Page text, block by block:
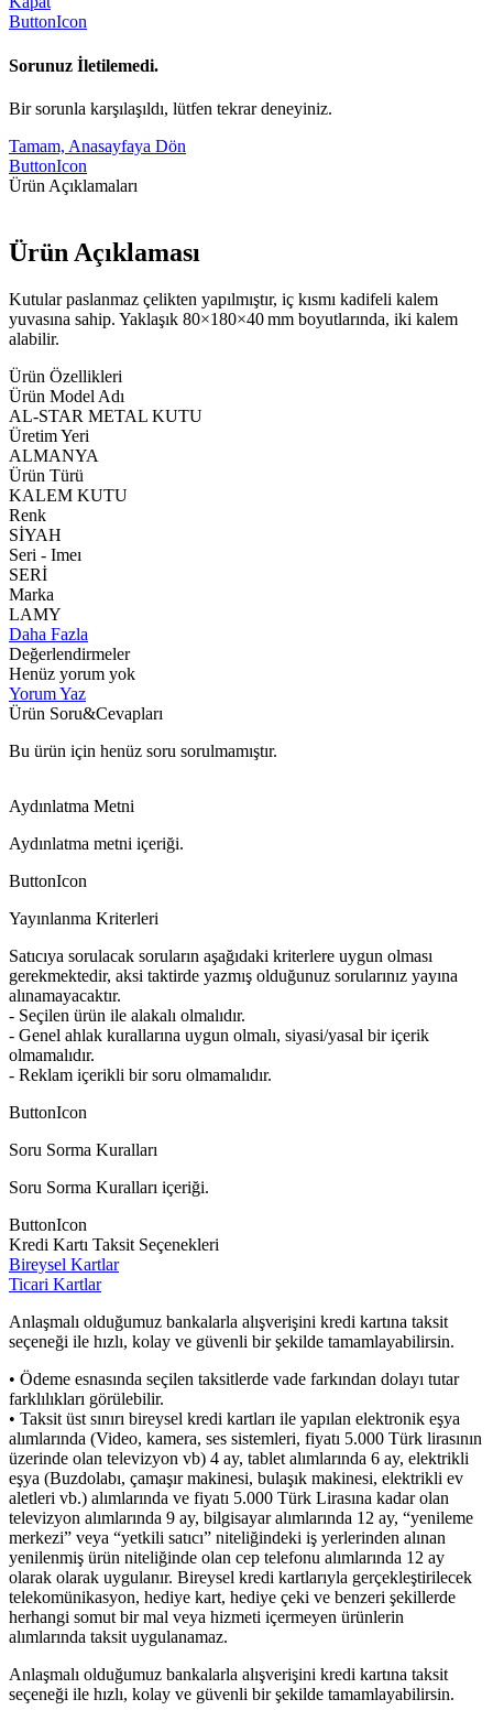
ButtonIcon
Sorunuz İletilemedi.
Bir sorunla karşılaşıldı, lütfen tekrar deneyiniz.
Tamam, Anasayfaya Dön
ButtonIcon
Ürün Açıklamaları
Ürün Açıklaması
Kutular paslanmaz çelikten yapılmıştır, iç kısmı kadifeli kalem
yuvasına sahip. Yaklaşık 80×180×40 mm boyutlarında, iki kalem
alabilir.
Ürün Özellikleri
Ürün Model Adı
AL-STAR METAL KUTU
Üretim Yeri
ALMANYA
Ürün Türü
KALEM KUTU
Renk
SİYAH
Seri - Imeı
SERİ
Marka
LAMY
Daha Fazla
Değerlendirmeler
Henüz yorum yok
Yorum Yaz
Ürün Soru&Cevapları
Bu ürün için henüz soru sorulmamıştır.
Aydınlatma Metni
Aydınlatma metni içeriği.
ButtonIcon
Yayınlanma Kriterleri
Satıcıya sorulacak soruların aşağıdaki kriterlere uygun olması
gerekmektedir, aksi taktirde yazmış olduğunuz sorularınız yayına
alınamayacaktır.
- Seçilen ürün ile alakalı olmalıdır.
- Genel ahlak kurallarına uygun olmalı, siyasi/yasal bir içerik
olmamalıdır.
- Reklam içerikli bir soru olmamalıdır.
ButtonIcon
Soru Sorma Kuralları
Soru Sorma Kuralları içeriği.
ButtonIcon
Kredi Kartı Taksit Seçenekleri
Bireysel Kartlar
Ticari Kartlar
Anlaşmalı olduğumuz bankalarla alışverişini kredi kartına taksit
seçeneği ile hızlı, kolay ve güvenli bir şekilde tamamlayabilirsin.
• Ödeme esnasında seçilen taksitlerde vade farkından dolayı tutar
farklılıkları görülebilir.
• Taksit üst sınırı bireysel kredi kartları ile yapılan elektronik eşya
alımlarında (Video, kamera, ses sistemleri, fiyatı 5.000 Türk lirasının
üzerinde olan televizyon vb) 4 ay, tablet alımlarında 6 ay, elektrikli
eşya (Buzdolabı, çamaşır makinesi, bulaşık makinesi, elektrikli ev
aletleri vb.) alımlarında ve fiyatı 5.000 Türk Lirasına kadar olan
televizyon alımlarında 9 ay, bilgisayar alımlarında 12 ay, “yenileme
merkezi” veya “yetkili satıcı” niteliğindeki iş yerlerinden alınan
yenilenmiş ürün niteliğinde olan cep telefonu alımlarında 12 ay
olarak olarak uygulanır. Bireysel kredi kartlarıyla gerçekleştirilecek
telekomünikasyon, hediye kart, hediye çeki ve benzeri şekillerde
herhangi somut bir mal veya hizmeti içermeyen ürünlerin
alımlarında taksit uygulanamaz.
Anlaşmalı olduğumuz bankalarla alışverişini kredi kartına taksit
seçeneği ile hızlı, kolay ve güvenli bir şekilde tamamlayabilirsin.